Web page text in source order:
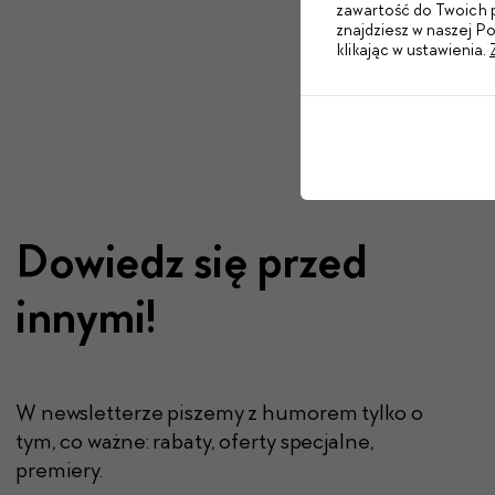
Dowiedz się przed
innymi!
W newsletterze piszemy z humorem tylko o
tym, co ważne: rabaty, oferty specjalne,
premiery.
zawartość do Twoich
znajdziesz w naszej
klikając w ustawienia.